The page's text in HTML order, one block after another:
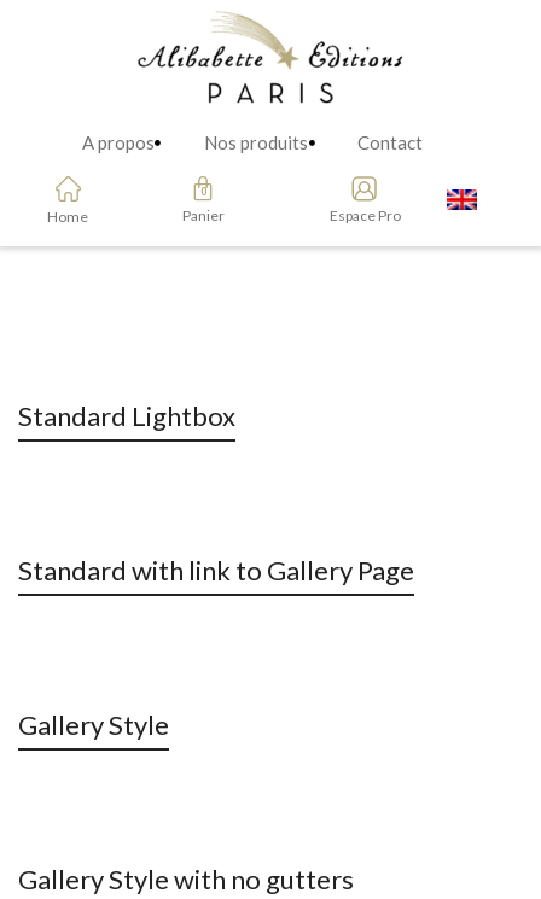
A propos Nos produits Contact
Home Panier Espace Pro
Standard Lightbox
Standard with link to Gallery Page
Gallery Style
Gallery Style with no gutters